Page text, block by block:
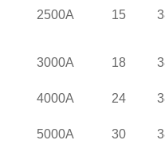
2500A 15
3000A 18
4000A 24
5000A 30